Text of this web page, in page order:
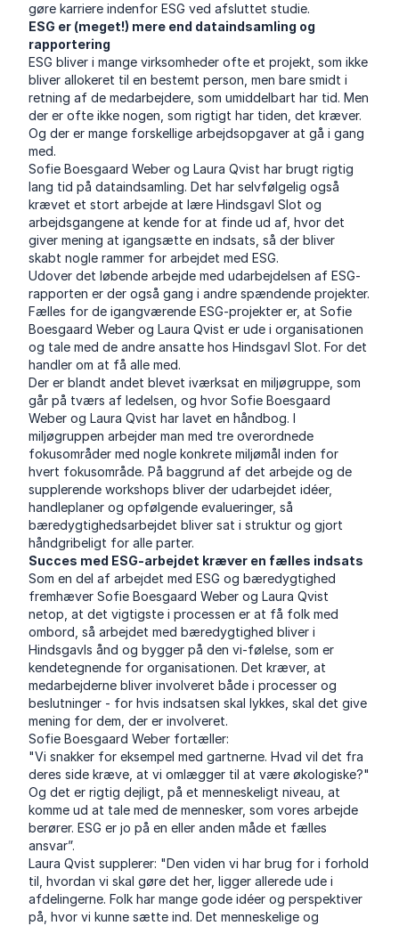
gøre karriere indenfor ESG ved afsluttet studie.
ESG er (meget!) mere end dataindsamling og
rapportering
ESG bliver i mange virksomheder ofte et projekt, som ikke
bliver allokeret til en bestemt person, men bare smidt i
retning af de medarbejdere, som umiddelbart har tid. Men
der er ofte ikke nogen, som rigtigt har tiden, det kræver.
Og der er mange forskellige arbejdsopgaver at gå i gang
med.
Sofie Boesgaard Weber og Laura Qvist har brugt rigtig
lang tid på dataindsamling. Det har selvfølgelig også
krævet et stort arbejde at lære Hindsgavl Slot og
arbejdsgangene at kende for at finde ud af, hvor det
giver mening at igangsætte en indsats, så der bliver
skabt nogle rammer for arbejdet med ESG.
Udover det løbende arbejde med udarbejdelsen af ESG-
rapporten er der også gang i andre spændende projekter.
Fælles for de igangværende ESG-projekter er, at Sofie
Boesgaard Weber og Laura Qvist er ude i organisationen
og tale med de andre ansatte hos Hindsgavl Slot. For det
handler om at få alle med.
Der er blandt andet blevet iværksat en miljøgruppe, som
går på tværs af ledelsen, og hvor Sofie Boesgaard
Weber og Laura Qvist har lavet en håndbog. I
miljøgruppen arbejder man med tre overordnede
fokusområder med nogle konkrete miljømål inden for
hvert fokusområde. På baggrund af det arbejde og de
supplerende workshops bliver der udarbejdet idéer,
handleplaner og opfølgende evalueringer, så
bæredygtighedsarbejdet bliver sat i struktur og gjort
håndgribeligt for alle parter.
Succes med ESG-arbejdet kræver en fælles indsats
Som en del af arbejdet med ESG og bæredygtighed
fremhæver Sofie Boesgaard Weber og Laura Qvist
netop, at det vigtigste i processen er at få folk med
ombord, så arbejdet med bæredygtighed bliver i
Hindsgavls ånd og bygger på den vi-følelse, som er
kendetegnende for organisationen. Det kræver, at
medarbejderne bliver involveret både i processer og
beslutninger - for hvis indsatsen skal lykkes, skal det give
mening for dem, der er involveret.
Sofie Boesgaard Weber fortæller:
"Vi snakker for eksempel med gartnerne. Hvad vil det fra
deres side kræve, at vi omlægger til at være økologiske?"
Og det er rigtig dejligt, på et menneskeligt niveau, at
komme ud at tale med de mennesker, som vores arbejde
berører. ESG er jo på en eller anden måde et fælles
ansvar”.
Laura Qvist supplerer: "Den viden vi har brug for i forhold
til, hvordan vi skal gøre det her, ligger allerede ude i
afdelingerne. Folk har mange gode idéer og perspektiver
på, hvor vi kunne sætte ind. Det menneskelige og